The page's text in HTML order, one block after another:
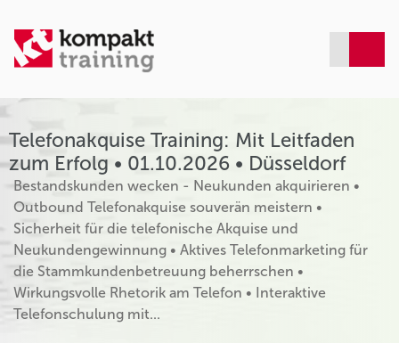
Telefonakquise Training: Mit Leitfaden
zum Erfolg • 01.10.2026 • Düsseldorf
Bestandskunden wecken - Neukunden akquirieren •
Outbound Telefonakquise souverän meistern •
Sicherheit für die telefonische Akquise und
Neukundengewinnung • Aktives Telefonmarketing für
die Stammkundenbetreuung beherrschen •
Wirkungsvolle Rhetorik am Telefon • Interaktive
Telefonschulung mit...